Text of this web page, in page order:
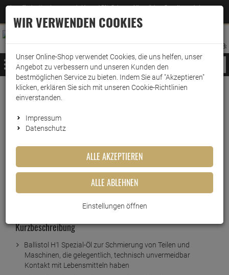
Jetzt für den Newsletter entscheiden und 5% Rabatt auf Ihre nächste Bestellung erhalten
–Zum Newsletter
ANMELDEN
AUFKLAPPEN
MERKZETTEL
WARENKORB:
MENÜ
Weiter einkaufen www.wark24.de Ballistol
Ballistol H1 Spezial-Öl Spray 400ml
Ballistol H1 Spezial-Öl Spray
400ml
Artikel-Nummer:10014259
Kurzbeschreibung
Ballistol H1 Spezial-Öl zur Schmierung von Teilen und
Maschinen, die gelegentlich, technisch unvermeidbar
Kontakt mit Lebensmitteln haben
WIR VERWENDEN COOKIES
Unser Online-Shop verwendet Cookies, die uns helfen, unser
Angebot zu verbessern und unseren Kunden den
bestmöglichen Service zu bieten. Indem Sie auf "Akzeptieren"
klicken, erklären Sie sich mit unseren Cookie-Richtlinien
einverstanden.
Impressum
Datenschutz
ALLE AKZEPTIEREN
ALLE ABLEHNEN
Einstellungen öffnen